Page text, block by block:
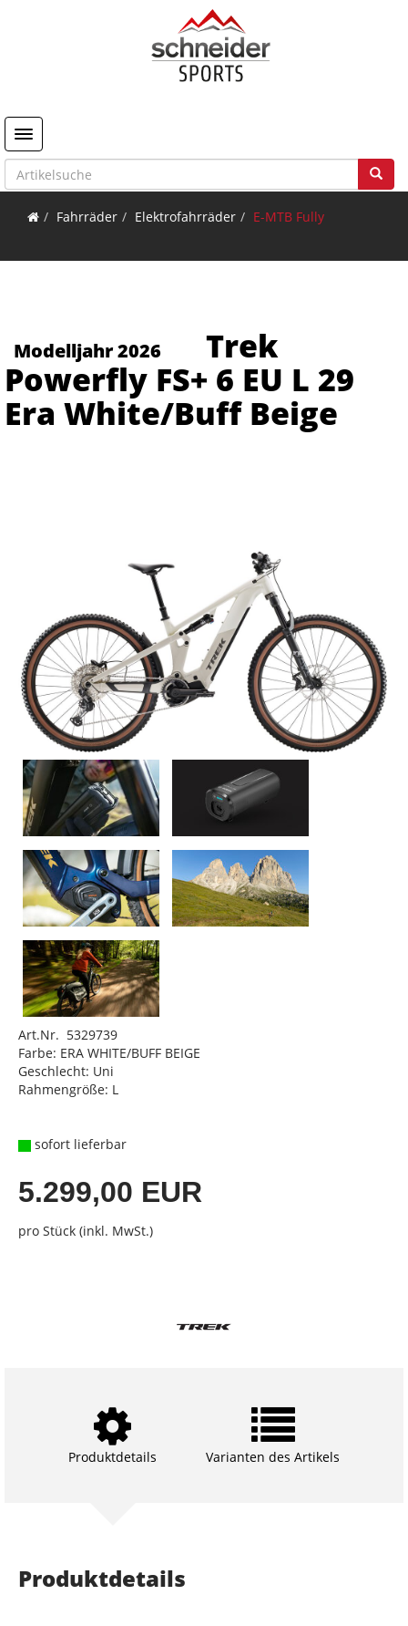
Toggle navigation
Fahrräder Elektrofahrräder E-MTB Fully
Modelljahr 2026
Trek
Powerfly FS+ 6 EU L 29
Era White/Buff Beige
Art.Nr. 5329739
Farbe: ERA WHITE/BUFF BEIGE
Geschlecht: Uni
Rahmengröße: L
sofort lieferbar
5.299,00 EUR
pro Stück (inkl. MwSt.)
Produktdetails Varianten des Artikels
Produktdetails